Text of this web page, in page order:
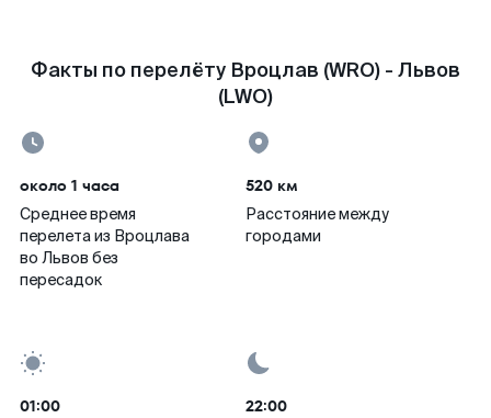
Факты по перелёту Вроцлав (WRO) - Львов
(LWO)
около 1 часа
Среднее время
перелета из Вроцлава
во Львов без
пересадок
520 км
Расстояние между
городами
01:00 22:00